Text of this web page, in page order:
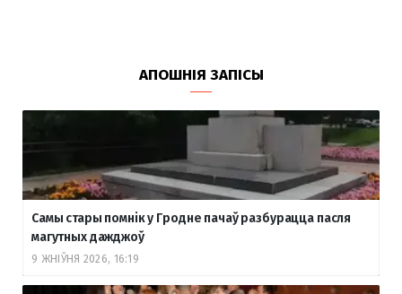
АПОШНІЯ ЗАПІСЫ
Самы стары помнік у Гродне пачаў разбурацца пасля
магутных дажджоў
9 ЖНІЎНЯ 2026, 16:19